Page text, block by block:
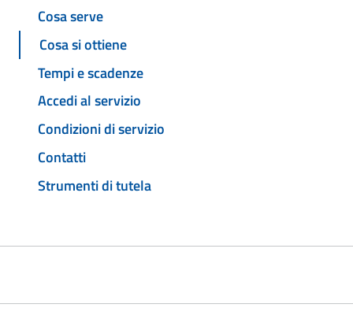
Cosa serve
Cosa si ottiene
Tempi e scadenze
Accedi al servizio
Condizioni di servizio
Contatti
Strumenti di tutela